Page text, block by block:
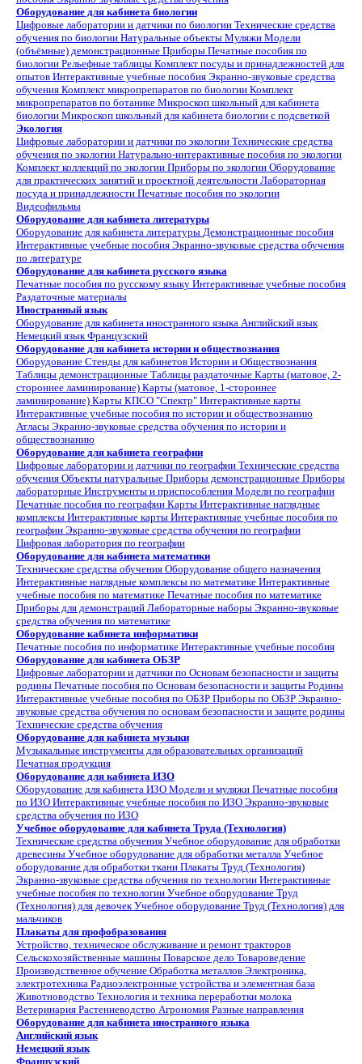
Оборудование для кабинета биологии
Цифровые лаборатории и датчики по биологии Технические средства
обучения по биологии Натуральные объекты Муляжи Модели
(объёмные) демонстрационные Приборы Печатные пособия по
биологии Рельефные таблицы Комплект посуды и принадлежностей для
опытов Интерактивные учебные пособия Экранно-звуковые средства
обучения Комплект микропрепаратов по биологии Комплект
микропрепаратов по ботанике Микроскоп школьный для кабинета
биологии Микроскоп школьный для кабинета биологии с подсветкой
Экология
Цифровые лаборатории и датчики по экологии Технические средства
обучения по экологии Натурально-интерактивные пособия по экологии
Комплект коллекций по экологии Приборы по экологии Оборудование
для практических занятий и проектной деятельности Лабораторная
посуда и принадлежности Печатные пособия по экологии
Видеофильмы
Оборудование для кабинета литературы
Оборудование для кабинета литературы Демонстрационные пособия
Интерактивные учебные пособия Экранно-звуковые средства обучения
по литературе
Оборудование для кабинета русского языка
Печатные пособия по русскому языку Интерактивные учебные пособия
Раздаточные материалы
Иностранный язык
Оборудование для кабинета иностранного языка Английский язык
Немецкий язык Французский
Оборудование для кабинета истории и обществознания
Оборудование Стенды для кабинетов Истории и Обществознания
Таблицы демонстрационные Таблицы раздаточные Карты (матовое, 2-
стороннее ламинирование) Карты (матовое, 1-стороннее
ламинирование) Карты КПСО "Спектр" Интерактивные карты
Интерактивные учебные пособия по истории и обществознанию
Атласы Экранно-звуковые средства обучения по истории и
обществознанию
Оборудование для кабинета географии
Цифровые лаборатории и датчики по географии Технические средства
обучения Объекты натуральные Приборы демонстрационные Приборы
лабораторные Инструменты и приспособления Модели по географии
Печатные пособия по географии Карты Интерактивные наглядные
комплексы Интерактивные карты Интерактивные учебные пособия по
географии Экранно-звуковые средства обучения по географии
Цифровая лаборатория по географии
Оборудование для кабинета математики
Технические средства обучения Оборудование общего назначения
Интерактивные наглядные комплексы по математике Интерактивные
учебные пособия по математике Печатные пособия по математике
Приборы для демонстраций Лабораторные наборы Экранно-звуковые
средства обучения по математике
Оборудование кабинета информатики
Печатные пособия по информатике Интерактивные учебные пособия
Оборудование для кабинета ОБЗР
Цифровые лаборатории и датчики по Основам безопасности и защиты
родины Печатные пособия по Основам безопасности и защиты Родины
Интерактивные учебные пособия по ОБЗР Приборы по ОБЗР Экранно-
звуковые средства обучения по основам безопасности и защите родины
Технические средства обучения
Оборудование для кабинета музыки
Музыкальные инструменты для образовательных организаций
Печатная продукция
Оборудование для кабинета ИЗО
Оборудование для кабинета ИЗО Модели и муляжи Печатные пособия
по ИЗО Интерактивные учебные пособия по ИЗО Экранно-звуковые
средства обучения по ИЗО
Учебное оборудование для кабинета Труда (Технология)
Технические средства обучения Учебное оборудование для обработки
древесины Учебное оборудование для обработки металла Учебное
оборудование для обработки ткани Плакаты Труд (Технология)
Экранно-звуковые средства обучения по технологии Интерактивные
учебные пособия по технологии Учебное оборудование Труд
(Технология) для девочек Учебное оборудование Труд (Технология) для
мальчиков
Плакаты для профобразования
Устройство, техническое обслуживание и ремонт тракторов
Сельскохозяйственные машины Поварское дело Товароведение
Производственное обучение Обработка металлов Электроника,
электротехника Радиоэлектронные устройства и элементная база
Животноводство Технология и техника переработки молока
Ветеринария Растениеводство Агрономия Разные направления
Оборудование для кабинета иностранного языка
Английский язык
Немецкий язык
Французский